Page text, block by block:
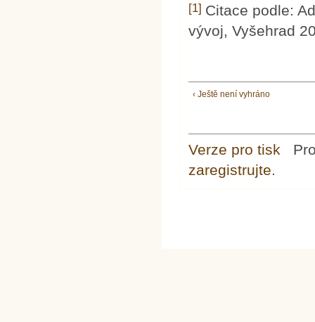
[1] Citace podle:
vývoj, Vyšehrad
‹ Ještě není vyhráno
Verze pro tisk
zaregistrujte.